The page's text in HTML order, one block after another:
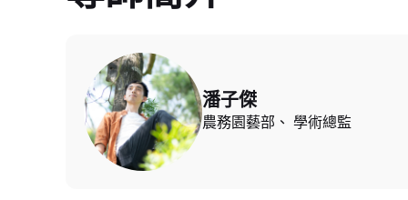
潘子傑
農務園藝部、 學術總監